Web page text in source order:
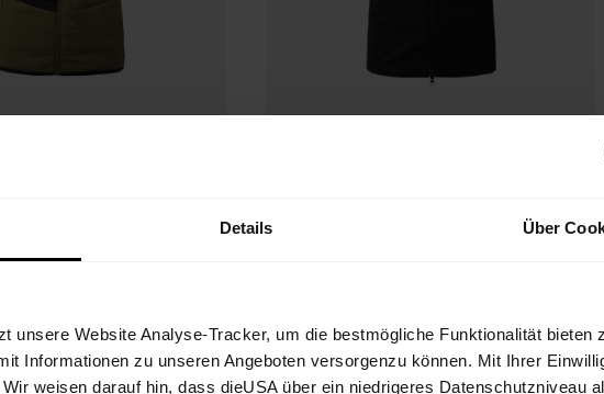
Details Über
unsere Website Analyse-Tracker, um die bestmögliche Funktionalität bieten
Informationen zu unseren Angeboten versorgenzu können. Mit Ihrer
weisen darauf hin, dass dieUSA über ein niedrigeres Datenschutzniveau
Vest
Stretchmaterial
€ 187,43
Wildtrack Hybrid Vest
€ 229,9025% € 172,43